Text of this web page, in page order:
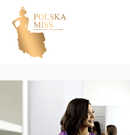
Przejdź
treści